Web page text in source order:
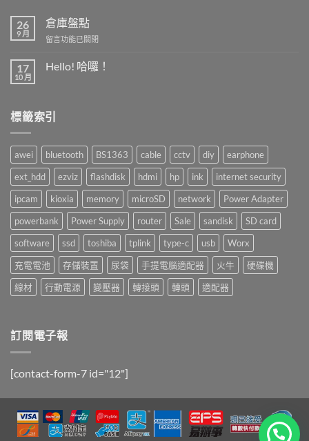
26
9 月
倉庫盤點
在
庫
盤
留言功能已關閉
17
10 月
Hello! 哈囉！
中
標籤索引
awei bluetooth BS1363 cable cctv diy
earphone
ext_hdd
ezviz flashdisk hdmi hp ink
internet security
ipcam
kioxia memory microSD network
Power Adapter
powerbank
Power Supply router Sale sandisk
SD card
software
ssd toshiba tplink type-c usb
Worx
充電電池
存儲裝置 尿袋 手提電腦適配器 火牛
硬碟機
線材
行動電源 變壓器 轉接頭 轉頭 適配器
訂閱電子報
[contact-form-7 id="12"]